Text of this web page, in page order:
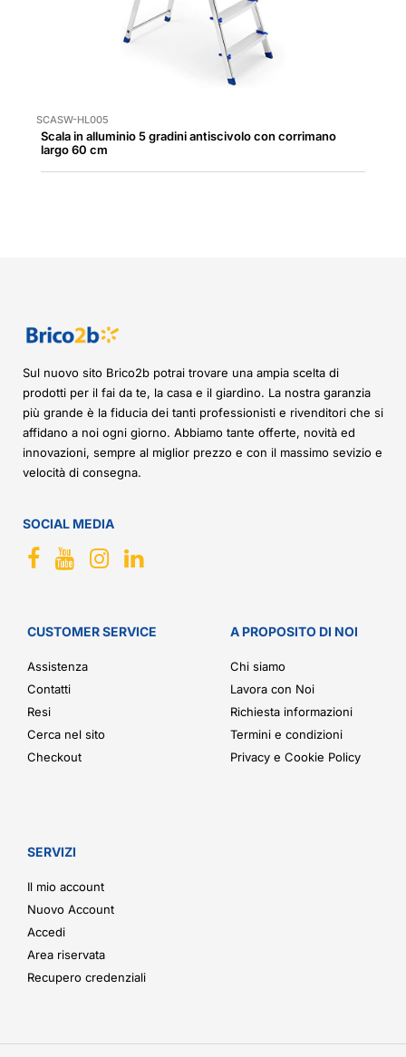
SCASW-HL005
Scala in alluminio 5 gradini antiscivolo con corrimano
largo 60 cm
Sul nuovo sito Brico2b potrai trovare una ampia scelta di
prodotti per il fai da te, la casa e il giardino. La nostra garanzia
più grande è la fiducia dei tanti professionisti e rivenditori che si
affidano a noi ogni giorno. Abbiamo tante offerte, novità ed
innovazioni, sempre al miglior prezzo e con il massimo sevizio e
velocità di consegna.
SOCIAL MEDIA
CUSTOMER SERVICE
Assistenza
Contatti
Resi
Cerca nel sito
Checkout
A PROPOSITO DI NOI
Chi siamo
Lavora con Noi
Richiesta informazioni
Termini e condizioni
Privacy e Cookie Policy
SERVIZI
Il mio account
Nuovo Account
Accedi
Area riservata
Recupero credenziali